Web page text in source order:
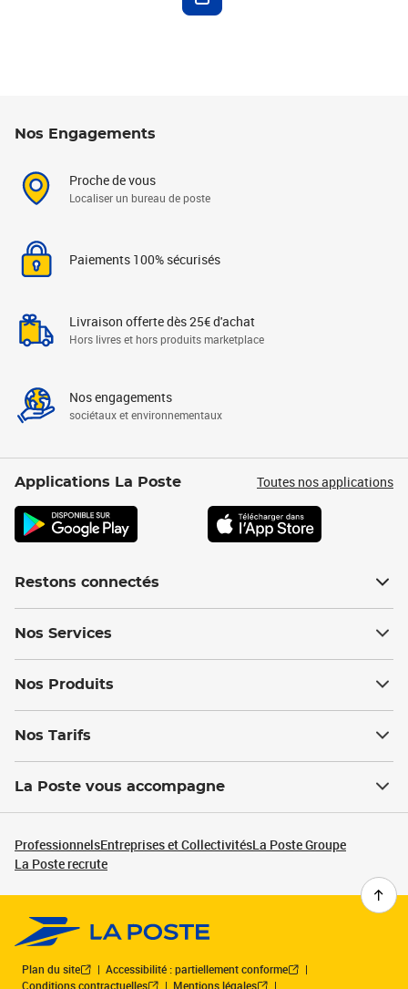
Nos Engagements
Proche de vous
Localiser un bureau de poste
Paiements 100% sécurisés
Livraison offerte dès 25€ d'achat
Hors livres et hors produits marketplace
Nos engagements
sociétaux et environnementaux
Applications La Poste Toutes nos applications
Restons connectés
Nos Services
Nos Produits
Nos Tarifs
La Poste vous accompagne
ProfessionnelsEntreprises et CollectivitésLa Poste Groupe
La Poste recrute
Plan du site
Accessibilité : partiellement conforme
Conditions contractuelles
Mentions légales